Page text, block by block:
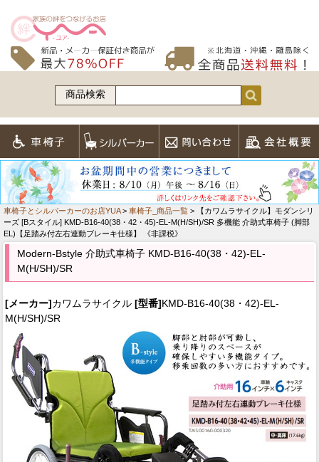
商品検索
車椅子とシルバーカーのお店YUA> 車椅子_商品一覧 > 【カワムラサイクル】モダンシリ
ーズ [Bスタイル] KMD-B16-40(38・42・45)-EL-M(H/SH)/SR 多機能 介助式車椅子 (脚部
EL)【足踏み付左右連動ブレーキ仕様】 《非課税》
Modern-Bstyle 介助式車椅子 KMD-B16-40(38・42)-EL-
M(H/SH)/SR
[メーカー]カワムラサイクル [型番]KMD-B16-40(38・42)-EL-
M(H/SH)/SR